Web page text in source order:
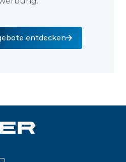
entdecken